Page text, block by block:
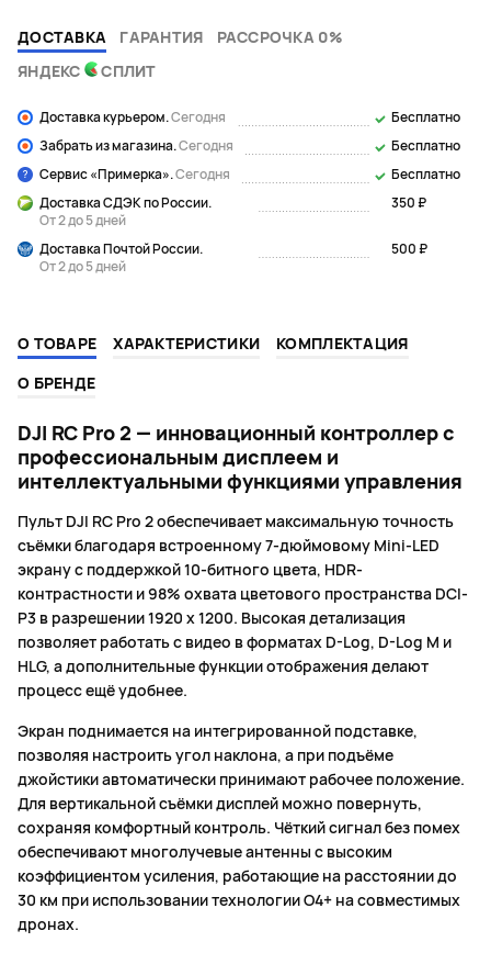
ДОСТАВКА ГАРАНТИЯ
РАССРОЧКА 0%
ЯНДЕКС
СПЛИТ
Доставка курьером.Сегодня
Бесплатно
Забрать из магазина.Сегодня
Бесплатно
Сервис «Примерка».Сегодня
Бесплатно
Доставка СДЭК по России.
От 2 до 5 дней
350 ₽
Доставка Почтой России.
От 2 до 5 дней
500 ₽
О ТОВАРЕ ХАРАКТЕРИСТИКИ
КОМПЛЕКТАЦИЯ
О БРЕНДЕ
DJI RC Pro 2 — инновационный контроллер с
профессиональным дисплеем и
интеллектуальными функциями управления
Пульт DJI RC Pro 2 обеспечивает максимальную точность
съёмки благодаря встроенному 7-дюймовому Mini-LED
экрану с поддержкой 10-битного цвета, HDR-
контрастности и 98% охвата цветового пространства DCI-
P3 в разрешении 1920 х 1200. Высокая детализация
позволяет работать с видео в форматах D-Log, D-Log M и
HLG, а дополнительные функции отображения делают
процесс ещё удобнее.
Экран поднимается на интегрированной подставке,
позволяя настроить угол наклона, а при подъёме
джойстики автоматически принимают рабочее положение.
Для вертикальной съёмки дисплей можно повернуть,
сохраняя комфортный контроль. Чёткий сигнал без помех
обеспечивают многолучевые антенны с высоким
коэффициентом усиления, работающие на расстоянии до
30 км при использовании технологии O4+ на совместимых
дронах.